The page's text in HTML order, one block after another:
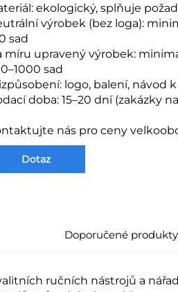
ekologický, splňuje
výrobek (bez loga):
sad
míru upravený výrobek:
sad
logo, balení, návod
doba: 15–20 dní (zakázky
nás pro ceny
Dotaz
Doporučené produkty
ručních nástrojů a